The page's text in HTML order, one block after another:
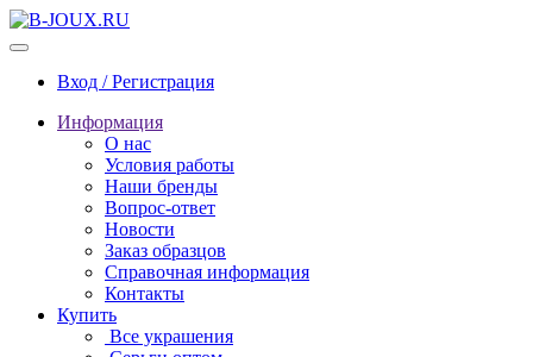
Вход / Регистрация
Информация
О нас
Условия работы
Наши бренды
Вопрос-ответ
Новости
Заказ образцов
Справочная информация
Контакты
Купить
Все украшения